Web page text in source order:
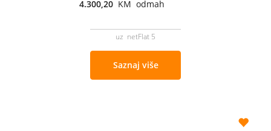
4.300,20 KM odmah
uz netFlat 5
Saznaj više